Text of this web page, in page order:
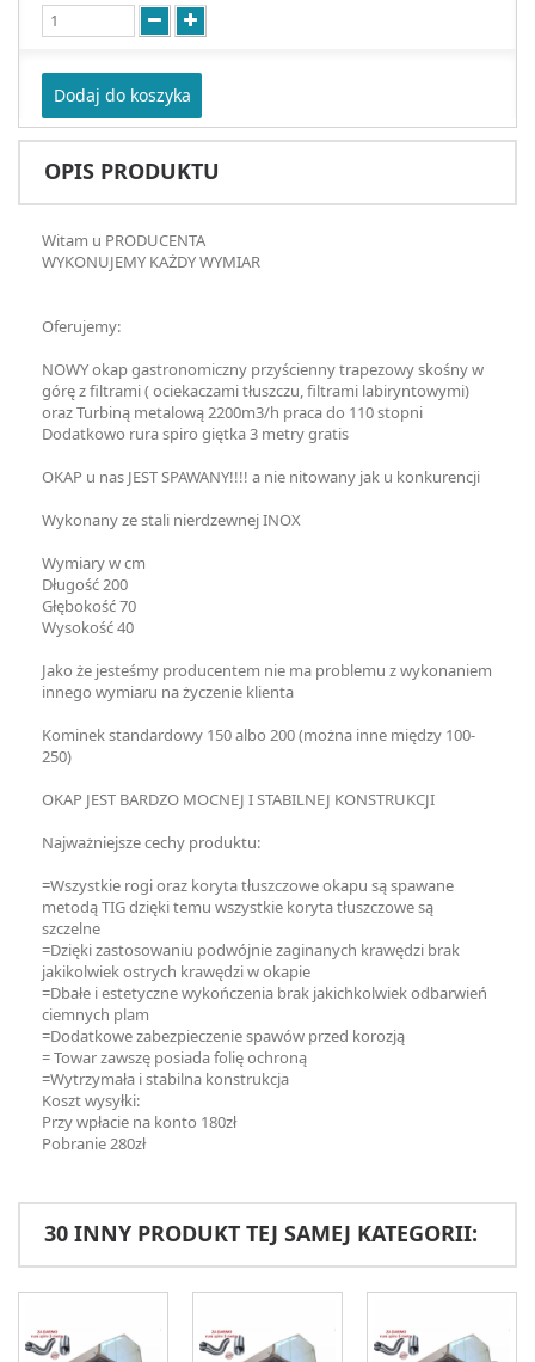
Dodaj do koszyka
OPIS PRODUKTU
Witam u PRODUCENTA
WYKONUJEMY KAŻDY WYMIAR
Oferujemy:
NOWY okap gastronomiczny przyścienny trapezowy skośny w
górę z filtrami ( ociekaczami tłuszczu, filtrami labiryntowymi)
oraz Turbiną metalową 2200m3/h praca do 110 stopni
Dodatkowo rura spiro giętka 3 metry gratis
OKAP u nas JEST SPAWANY!!!! a nie nitowany jak u konkurencji
Wykonany ze stali nierdzewnej INOX
Wymiary w cm
Długość 200
Głębokość 70
Wysokość 40
Jako że jesteśmy producentem nie ma problemu z wykonaniem
innego wymiaru na życzenie klienta
Kominek standardowy 150 albo 200 (można inne między 100-
250)
OKAP JEST BARDZO MOCNEJ I STABILNEJ KONSTRUKCJI
Najważniejsze cechy produktu:
=Wszystkie rogi oraz koryta tłuszczowe okapu są spawane
metodą TIG dzięki temu wszystkie koryta tłuszczowe są
szczelne
=Dzięki zastosowaniu podwójnie zaginanych krawędzi brak
jakikolwiek ostrych krawędzi w okapie
=Dbałe i estetyczne wykończenia brak jakichkolwiek odbarwień
ciemnych plam
=Dodatkowe zabezpieczenie spawów przed korozją
= Towar zawszę posiada folię ochroną
=Wytrzymała i stabilna konstrukcja
Koszt wysyłki:
Przy wpłacie na konto 180zł
Pobranie 280zł
30 INNY PRODUKT TEJ SAMEJ KATEGORII: